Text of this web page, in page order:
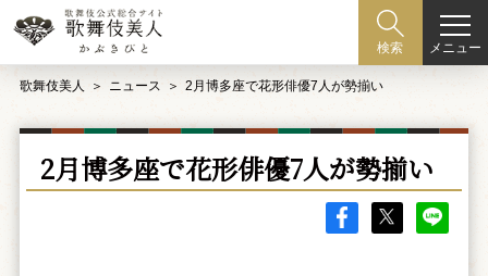
検索 メニュー
歌舞伎美人 ニュース 2月博多座で花形俳優7人が勢揃い
2月博多座で花形俳優7人が勢揃い